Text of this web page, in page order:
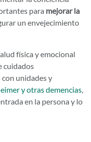
para mejorar la
un envejecimiento
física y emocional
cuidados
con unidades y
y otras demencias,
en la persona y lo